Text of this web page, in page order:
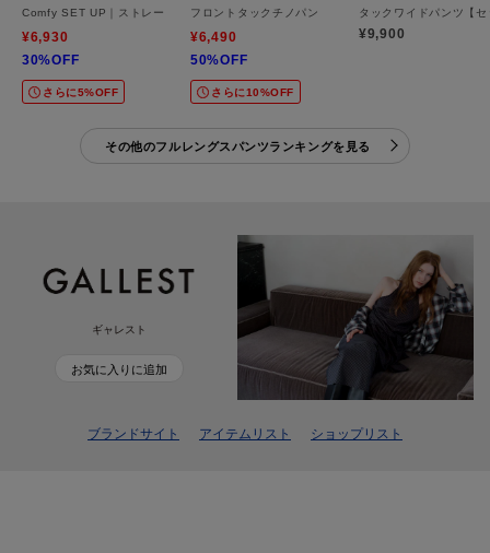
Comfy SET UP｜ストレートフレアパンツ【セットアップ対応／通勤／カセット服／接
¥6,930
30%OFF
さらに5%OFF
フロントタックチノパン
¥6,490
50%OFF
さらに10%OFF
タックワイドパンツ【
¥9,900
その他のフルレングスパンツランキングを見る
ギャレスト
お気に入りに追加
ブランドサイト アイテムリスト ショップリスト